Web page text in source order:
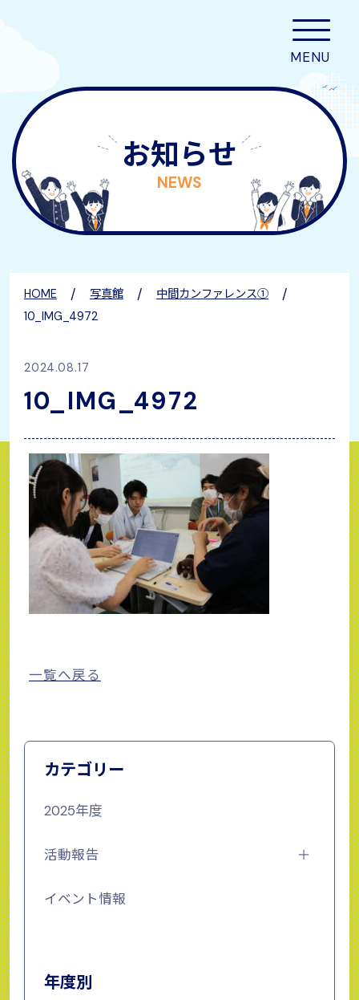
お知らせ
NEWS
HOME / 写真館/ 中間カンファレンス①/
10_IMG_4972
2024.08.17
10_IMG_4972
一覧へ戻る
カテゴリー
2025年度
活動報告
イベント情報
年度別